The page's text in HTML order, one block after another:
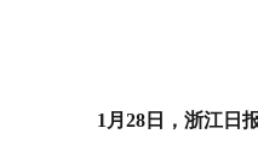
1 月 28日，浙江日